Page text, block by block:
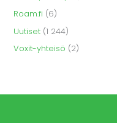
Roam.fi (6)
Uutiset (1 244)
Voxit-yhteisö (2)